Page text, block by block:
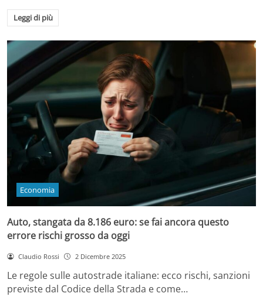
Leggi di più
Economia
Auto, stangata da 8.186 euro: se fai ancora questo
errore rischi grosso da oggi
Claudio Rossi 2 Dicembre 2025
Le regole sulle autostrade italiane: ecco rischi, sanzioni
previste dal Codice della Strada e come…